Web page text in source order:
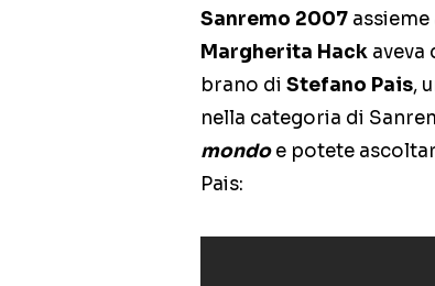
Sanremo 2007
Margherita Hack
brano di Stefano Pais,
nella categoria di
mondoe potete
Pais: